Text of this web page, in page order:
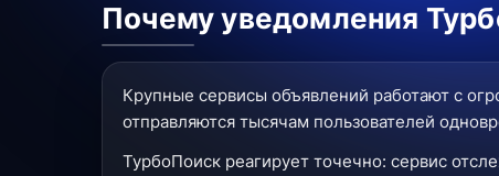
Почему уведомления
Крупные сервисы объявлений работают с
отправляются тысячам пользователей
ТурбоПоиск реагирует точечно: сервис